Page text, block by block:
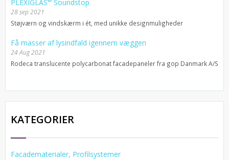
PLEXIGLAS Soundstop
28 sep 2021
Støjværn og vindskærm i ét, med unikke designmuligheder
Få masser af lysindfald igennem væggen
24 Aug 2021
Rodeca translucente polycarbonat facadepaneler fra gop Danmark A/S
KATEGORIER
Facadematerialer, Profilsystemer